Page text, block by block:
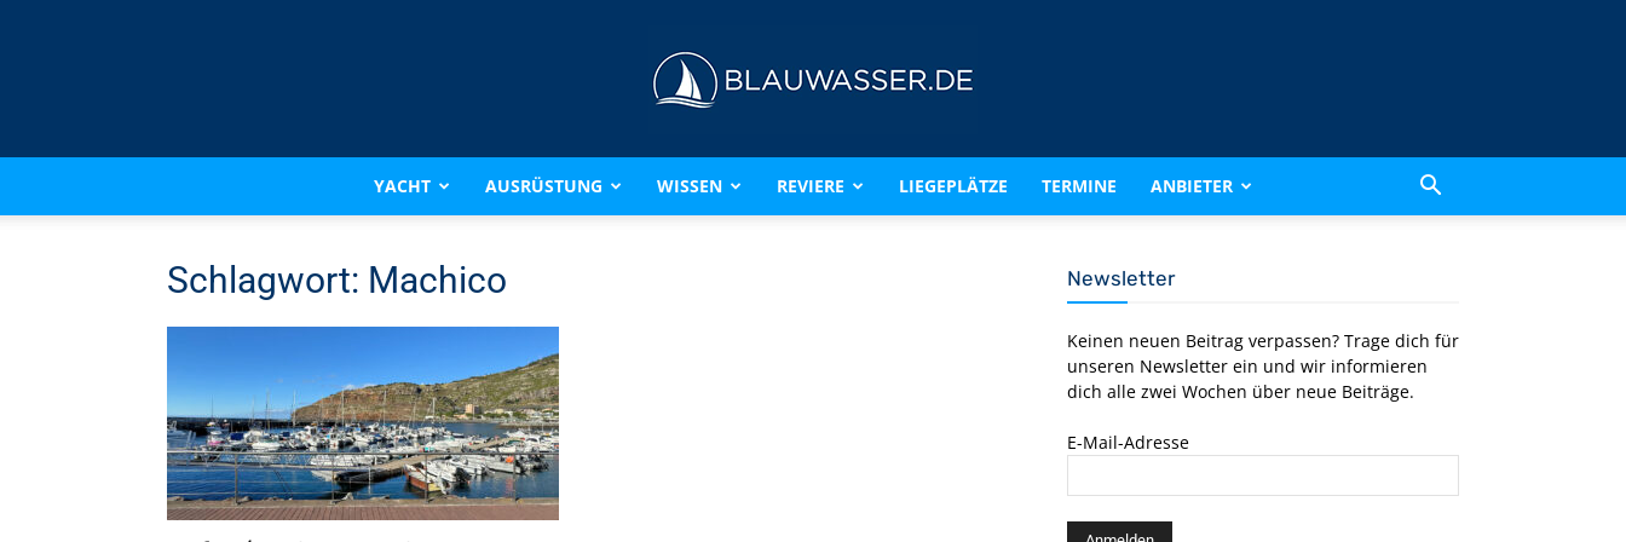
BLAUWASSER.DE
YACHT AUSRÜSTUNG WISSEN REVIERE LIEGEPLÄTZE TERMINE ANBIETER
Schlagwort: Machico Newsletter
Keinen neuen Beitrag verpassen? Trage dich für
unseren Newsletter ein und wir informieren
dich alle zwei Wochen über neue Beiträge.
E-Mail-Adresse